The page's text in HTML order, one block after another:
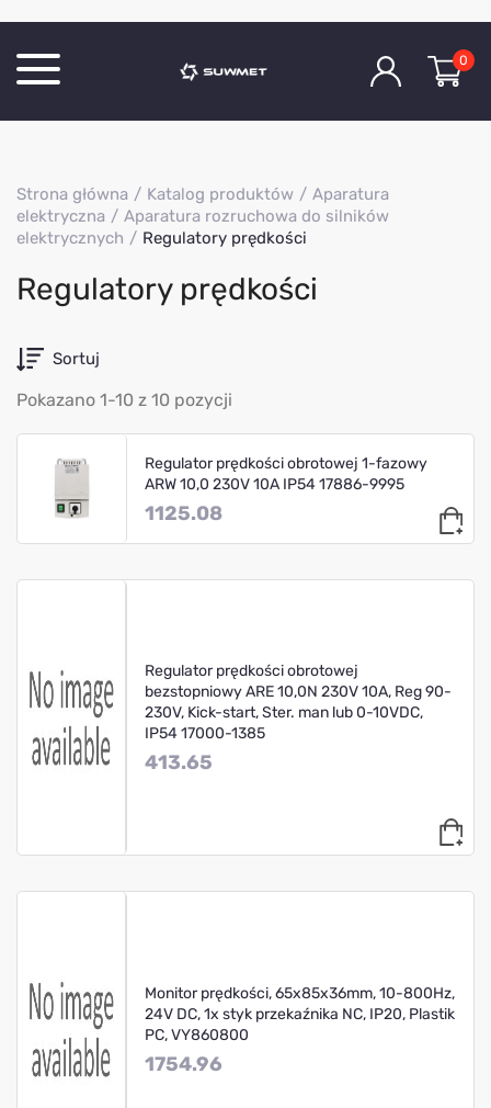
O Firmie
Aktualności
Kontakt
0
Strona główna Katalog produktów
Aparatura
elektryczna
Aparatura rozruchowa do silników
elektrycznych
Regulatory prędkości
Regulatory prędkości
Sortuj
Pokazano 1-10 z 10 pozycji
Regulator prędkości obrotowej 1-fazowy
ARW 10,0 230V 10A IP54 17886-9995
1125.08
Regulator prędkości obrotowej
bezstopniowy ARE 10,0N 230V 10A, Reg 90-
230V, Kick-start, Ster. man lub 0-10VDC,
IP54 17000-1385
413.65
Monitor prędkości, 65x85x36mm, 10-800Hz,
24V DC, 1x styk przekaźnika NC, IP20, Plastik
PC, VY860800
1754.96